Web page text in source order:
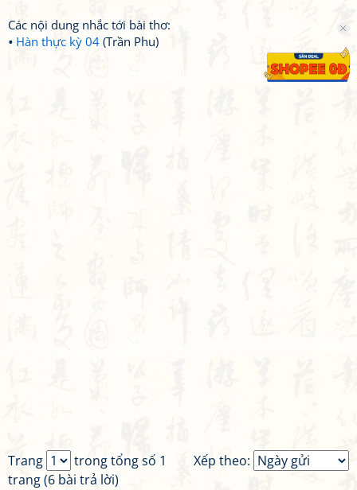
Các nội dung nhắc tới bài thơ:
Hàn thực kỳ 04 (Trần Phu)
Xếp theo:
Trang
trong tổng số 1
trang (6 bài trả lời)